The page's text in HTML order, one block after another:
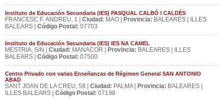
Instituto de Educación Secundaria (IES) PASQUAL CALBÓ I CALDÉS
FRANCESC F. ANDREU, 1 | Ciudad: MAO | Provincia: BALEARES | ILLES
BALEARS | Código Postal: 07703
Instituto de Educación Secundaria (IES) IES NA CAMEL
MESTRIA, S/N | Ciudad: MANACOR | Provincia: BALEARES | ILLES
BALEARS | Código Postal: 07500
Centro Privado con varias Enseñanzas de Régimen General SAN ANTONIO
ABAD
SANT JOAN DE LA CREU, 58 | Ciudad: PALMA | Provincia: BALEARES |
ILLES BALEARS | Código Postal: 07198